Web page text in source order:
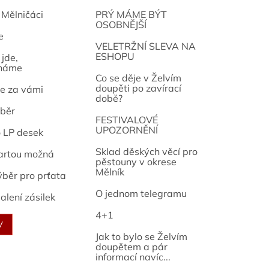
za vámi
desek
možná
pro prťata
zásilek
PRÝ MÁME BÝT
OSOBNĚJŠÍ
VELETRŽNÍ SLEVA NA
ESHOPU
Co se děje v Želvím
doupěti po zavírací
době?
FESTIVALOVÉ
UPOZORNĚNÍ
Sklad děských věcí pro
pěstouny v okrese
Mělník
O jednom telegramu
4+1
Jak to bylo se Želvím
doupětem a pár
informací navíc...